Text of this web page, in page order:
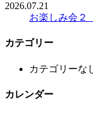
2026.07.21
お楽しみ会２
カテゴリー
カテゴリーな
カレンダー